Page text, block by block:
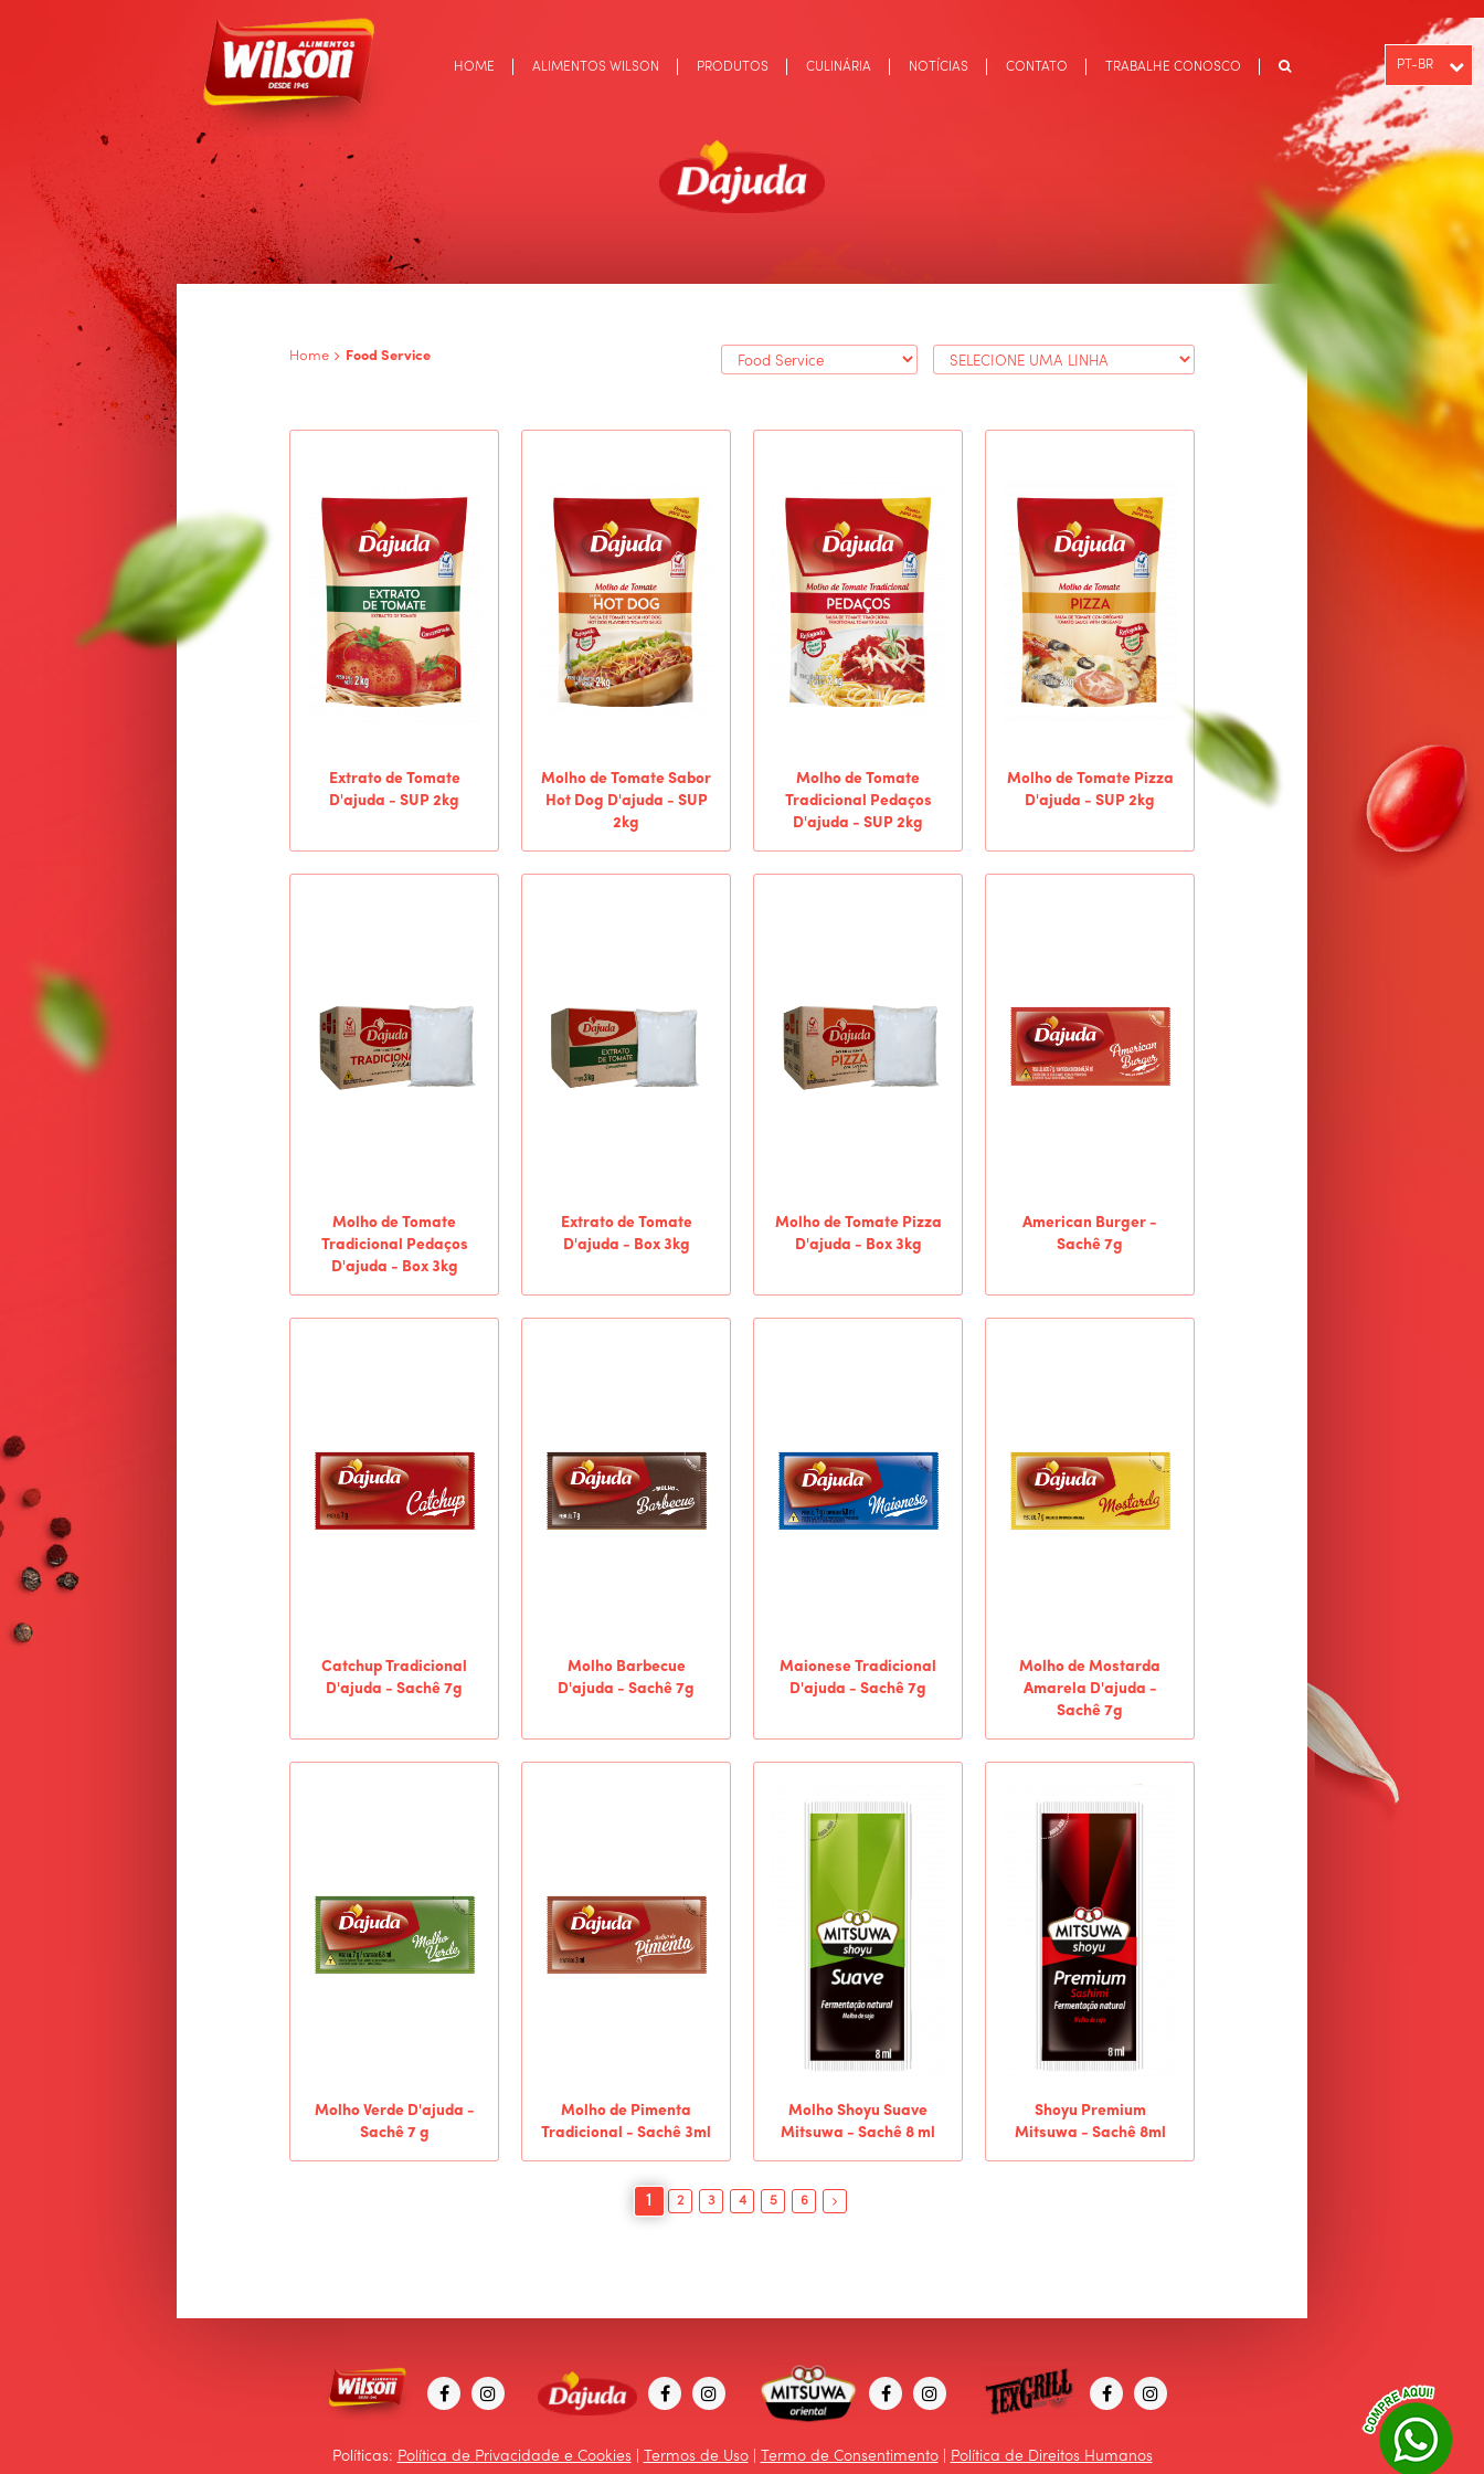
HOME ALIMENTOS WILSON PRODUTOS CULINÁRIA NOTÍCIAS CONTATO TRABALHE CONOSCO PT-BR
ENGLISH
ESPAÑOL
Home Food Service
Extrato de Tomate
D'ajuda - SUP 2kg
Molho de Tomate Sabor
Hot Dog D'ajuda - SUP
2kg
Molho de Tomate
Tradicional Pedaços
D'ajuda - SUP 2kg
Molho de Tomate Pizza
D'ajuda - SUP 2kg
Molho de Tomate
Tradicional Pedaços
D'ajuda - Box 3kg
Extrato de Tomate
D'ajuda - Box 3kg
Molho de Tomate Pizza
D'ajuda - Box 3kg
American Burger -
Sachê 7g
Catchup Tradicional
D'ajuda - Sachê 7g
Molho Barbecue
D'ajuda - Sachê 7g
Maionese Tradicional
D'ajuda - Sachê 7g
Molho de Mostarda
Amarela D'ajuda -
Sachê 7g
Molho Verde D'ajuda -
Sachê 7 g
Molho de Pimenta
Tradicional - Sachê 3ml
Molho Shoyu Suave
Mitsuwa - Sachê 8 ml
Shoyu Premium
Mitsuwa - Sachê 8ml
1 2 3 4 5 6
Políticas: Política de Privacidade e Cookies| Termos de Uso| Termo de Consentimento| Política de Direitos Humanos